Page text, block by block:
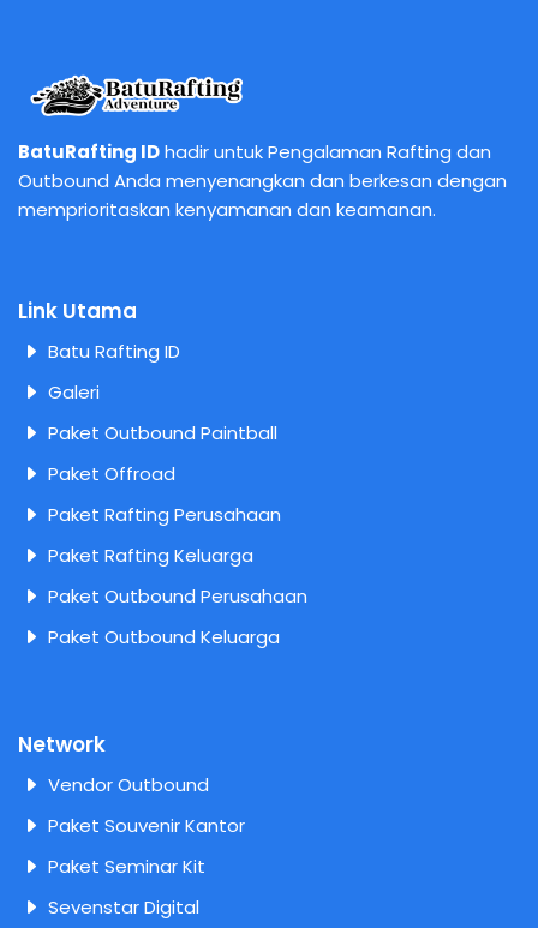
BatuRafting IDhadir untuk Pengalaman Rafting dan
Outbound Anda menyenangkan dan berkesan dengan
memprioritaskan kenyamanan dan keamanan.
Link Utama
Batu Rafting ID
Galeri
Paket Outbound Paintball
Paket Offroad
Paket Rafting Perusahaan
Paket Rafting Keluarga
Paket Outbound Perusahaan
Paket Outbound Keluarga
Network
Vendor Outbound
Paket Souvenir Kantor
Paket Seminar Kit
Sevenstar Digital